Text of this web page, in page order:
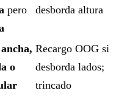
pero
desborda altura
ancha,
o
Recargo OOG si
desborda lados;
trincado